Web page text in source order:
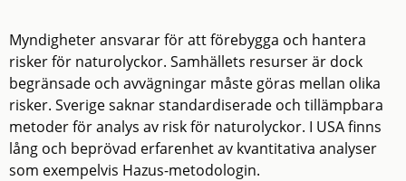
Myndigheter ansvarar för att förebygga och hantera
risker för naturolyckor. Samhällets resurser är dock
begränsade och avvägningar måste göras mellan olika
risker. Sverige saknar standardiserade och tillämpbara
metoder för analys av risk för naturolyckor. I USA finns
lång och beprövad erfarenhet av kvantitativa analyser
som exempelvis Hazus-metodologin.